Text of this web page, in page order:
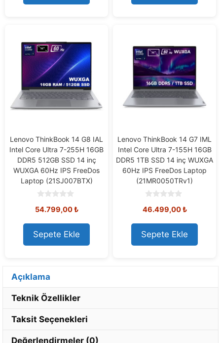
5
5
Lenovo ThinkBook 14 G8 IAL
Intel Core Ultra 7-255H 16GB
DDR5 512GB SSD 14 inç
WUXGA 60Hz IPS FreeDos
Laptop (21SJ007BTX)
o
t
o
f
5
54.799,00₺
Sepete Ekle
Lenovo ThinkBook 14 G7 IML
Intel Core Ultra 7-155H 16GB
DDR5 1TB SSD 14 inç WUXGA
60Hz IPS FreeDos Laptop
(21MR0050TRv1)
o
t
o
f
5
46.499,00₺
Sepete Ekle
Açıklama
Teknik Özellikler
Taksit Seçenekleri
Değerlendirmeler (0)